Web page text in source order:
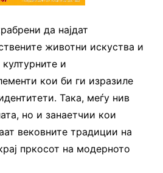
да најдат
животни искуства и
и
кои би ги изразиле
Така, меѓу нив
но и занаетчии кои
вековните традиции на
пркосот на модерното